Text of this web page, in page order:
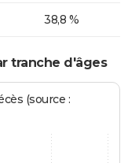
38,8 %
tranche d'âges
(source :